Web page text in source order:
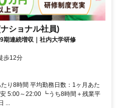
ショナル社員)
期連続増収｜社内大学研修
歩12分
り8時間 平均勤務日数：1ヶ月あた
5:00～22:00 ┗うち8時間＋残業平
...